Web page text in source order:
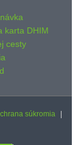
karta DHIM
cesty
súkromia